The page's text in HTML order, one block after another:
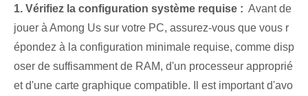
1. Vérifiez la configuration système requise : ⁣ Avant de
jouer à Among⁢ Us sur⁤ votre PC, assurez-vous‌ que vous‌ r
épondez à la configuration minimale requise,⁤ comme disp
oser de suffisamment de RAM, d'un processeur approprié
et‍ d'une carte graphique compatible.⁣ Il est important d'avo